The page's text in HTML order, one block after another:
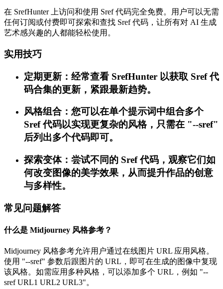
在 SrefHunter 上访问和使用 Sref 代码完全免费。用户可以无需
任何订阅或付费即可探索和查找 Sref 代码，让所有对 AI 生成
艺术感兴趣的人都能轻松使用。
实用技巧
定期更新：经常查看 SrefHunter 以获取 Sref 代
码合集的更新，紧跟最新趋势。
风格组合：您可以在单个提示词中组合多个
Sref 代码以实现更复杂的风格，只需在 "--sref"
后列出多个代码即可。
探索变体：尝试不同的 Sref 代码，观察它们如
何改变图像的美学效果，从而提升作品的创意
与多样性。
常见问题解答
什么是 Midjourney 风格参考？
Midjourney 风格参考允许用户通过在线图片 URL 应用风格。
使用 "--sref" 参数后跟图片的 URL，即可在生成的图像中复现
该风格。如需应用多种风格，可以添加多个 URL，例如 "--
sref URL1 URL2 URL3"。